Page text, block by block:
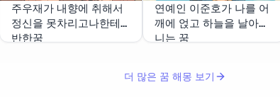
주우재가 내향에 취해서
정신을 못차리고나한테
반한꿈
연예인 이준호가 나를 어
깨에 얹고 하늘을 날아다
니는 꿈
더 많은 꿈 해몽 보기